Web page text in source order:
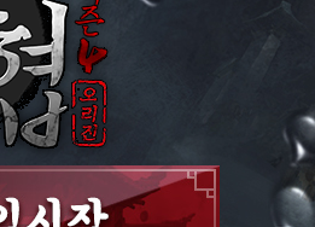
공지사항
GM TIP